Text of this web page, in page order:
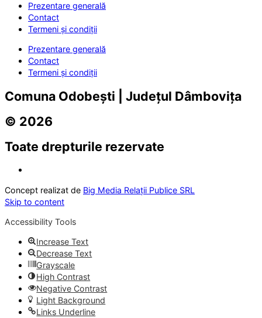
Prezentare generală
Contact
Termeni și condiții
Prezentare generală
Contact
Termeni și condiții
Comuna Odobești | Județul Dâmbovița
© 2026
Toate drepturile rezervate
Concept realizat de Big Media Relații Publice SRL
Skip to content
Accessibility Tools
Increase Text
Decrease Text
Grayscale
High Contrast
Negative Contrast
Light Background
Links Underline